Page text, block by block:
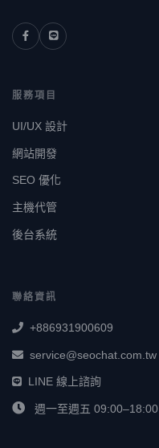
服務項目
UI/UX 設計
網站開發
SEO 優化
主機代管
後台系統
聯絡資訊
+886931900609
service@seochat.com.tw
LINE 線上諮詢
週一至週五 09:00–18:00